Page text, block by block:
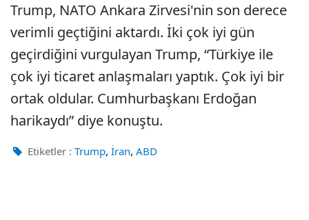
Trump, NATO Ankara Zirvesi'nin son derece
verimli geçtiğini aktardı. İki çok iyi gün
geçirdiğini vurgulayan Trump, “Türkiye ile
çok iyi ticaret anlaşmaları yaptık. Çok iyi bir
ortak oldular. Cumhurbaşkanı Erdoğan
harikaydı” diye konuştu.
Etiketler : Trump, İran, ABD